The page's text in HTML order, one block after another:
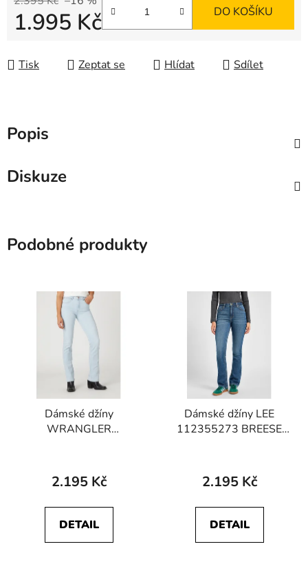
1.995 Kč DO KOŠÍKU
Tisk Zeptat se Hlídat Sdílet
Popis
Diskuze
Podobné produkty
Dámské džíny
WRANGLER
2.195 Kč
DETAIL
Dámské džíny LEE
112355273 BREESE
2.195 Kč
DETAIL